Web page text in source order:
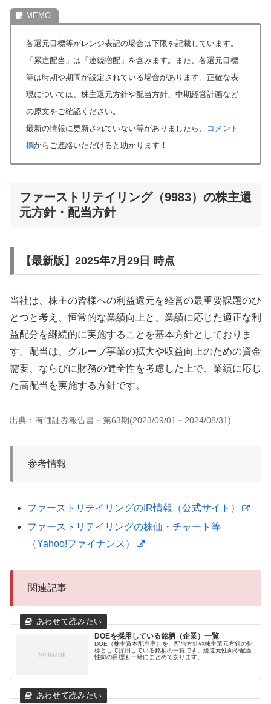
各還元目標等がレンジ表記の場合は下限を記載しています。
「累進配当」は「連続増配」を含みます。また、各還元目標
等は時期や期間が設定されている場合があります。正確な表
現については、株主還元方針や配当方針、中期経営計画など
の原文をご確認ください。
最新の情報に更新されていない等がありましたら、
コメント
欄からご連絡いただけると助かります！
ファーストリテイリング（9983）の株主還
元方針・配当方針
【最新版】2025年7月29日 時点
当社は、株主の皆様への利益還元を経営の最重要課題のひ
とつと考え、恒常的な業績向上と、業績に応じた適正な利
益配分を継続的に実施することを基本方針としておりま
す。配当は、グループ事業の拡大や収益向上のための資金
需要、ならびに財務の健全性を考慮した上で、業績に応じ
た高配当を実施する方針です。
出典：有価証券報告書－第63期(2023/09/01－2024/08/31)
参考情報
ファーストリテイリングのIR情報（公式サイト）
ファーストリテイリングの株価・チャート等
（Yahoo!ファイナンス）
関連記事
DOEを採用している銘柄（企業）一覧
DOE（株主資本配当率）を、配当方針や株主還元方針の指
標として採用している銘柄の一覧です。総還元性向や配当
性向の目標も一緒にまとめてあります。